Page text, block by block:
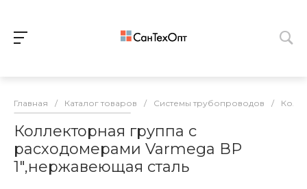
Главная / Каталог товаров / Системы трубопроводов /
Коллекторная группа с
расходомерами Varmega ВР
1",нержавеющая сталь